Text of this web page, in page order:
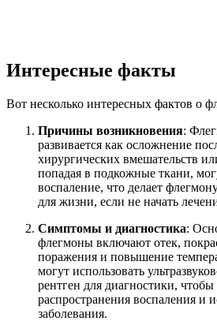
Интересные факты
Вот несколько интересных фактов о
Причины возникновения:
развивается как осложнение
хирургических вмешательств
попадая в подкожные ткани,
воспаление, что делает
для жизни, если не начать
Симптомы и диагностика:
флегмоны включают отек,
поражения и повышение
могут использовать
рентген для диагностики, чтобы
распространения воспаления и
заболевания.